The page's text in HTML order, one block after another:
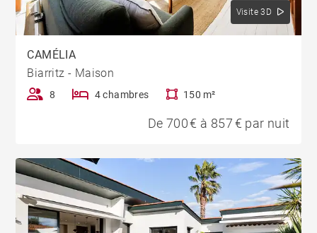
Visite 3D
CAMÉLIA
Biarritz - Maison
8 4 chambres 150 m²
De 700 € à 857 € par nuit